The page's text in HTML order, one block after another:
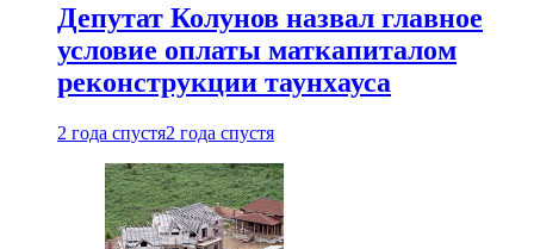
Депутат Колунов назвал главное
условие оплаты маткапиталом
реконструкции таунхауса
2 года спустя2 года спустя